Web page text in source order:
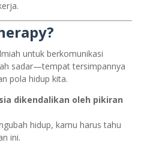
untuk berkomunikasi
sadar—tempat tersimpannya
pola hidup kita.
dikendalikan oleh pikiran
hidup, kamu harus tahu
ini.